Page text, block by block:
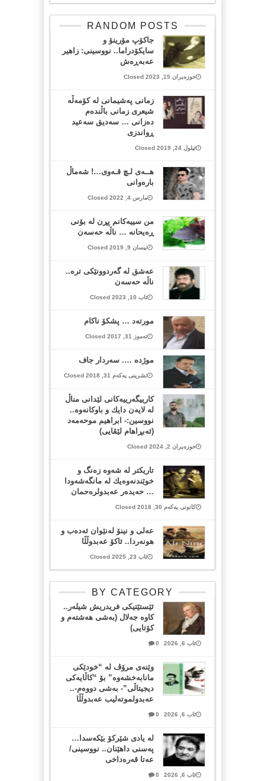
RANDOM POSTS
جاکۆپ مۆرینۆ و
سایکۆدراما.. نووسینی: زاهیر
عەبەڕەش
حوزەیران 15, 2023 Closed
زمانی په‌شیمانی له‌ كۆمه‌ڵه‌
شیعری زمانی باڵنده‌م
ده‌زانی … سه‌دیق سه‌عید
ڕواندزی
ئیلول 24, 2019 Closed
هــەی لـچ قـەوی…! شەماڵ
بارەوانی
مارس 4, 2022 Closed
من سییەکانم پڕن لە بۆنی
ڕەیحانە … ناڵە حەسەن
نیسان 9, 2019 Closed
عەشق لە گەردوونێکی ترە..
ناڵە حەسەن
ئاب 10, 2023 Closed
مورتەد … پشکۆ ناکام
تەموز 31, 2017 Closed
موژده‌ …. سه‌ردار جاف
تشرینی یەکەم 31, 2018 Closed
کارییگەرییەکانی لێدانی مناڵ
لە لایەن دایك و باوکانەوە..
نووسین:- ابراهیم موحەمەد
(ئەبڕاهام لێڤایی)
حوزەیران 2, 2024 Closed
تاریكتر له‌ شه‌وه‌ زه‌نگ و
خوێندنه‌وه‌یك له‌ مانگه‌شه‌ودا
… حه‌یده‌ر عه‌بدولره‌حمان
کانونی یەکەم 30, 2018 Closed
عه‌لی و نینۆ له‌نێوان ئه‌ده‌ب و
هونه‌ردا.. ئاكۆ عه‌بدوڵڵا
ئاب 23, 2025 Closed
BY CATEGORY
ئێستێتیکی فریدریش شیلەر..
کاوە جەلال (بەشی هەشتەم و
کۆتایی)
ئاب 6, 2026 0
وێنەی مرۆڤ لە “خودێکی
مانابەخشەوە” بۆ “کاڵایەکی
دیجیتاڵی”- بەشی دووەم-..
عەبدولموتەلیب عەبدوڵڵا
ئاب 6, 2026 0
لە یادی شێرکۆ بێکەسدا…
پەسنی داهێنان.. نووسینی/
عەتا قەرەداخی
ئاب 6, 2026 0